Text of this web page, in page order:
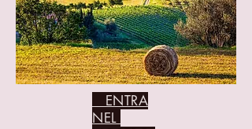
ENTRA
NEL